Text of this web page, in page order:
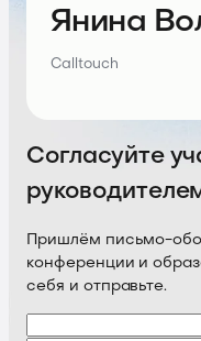
Янина
Calltouch
Согласуйте
Пришлём письмо-
конференции и
себя и отправьте.